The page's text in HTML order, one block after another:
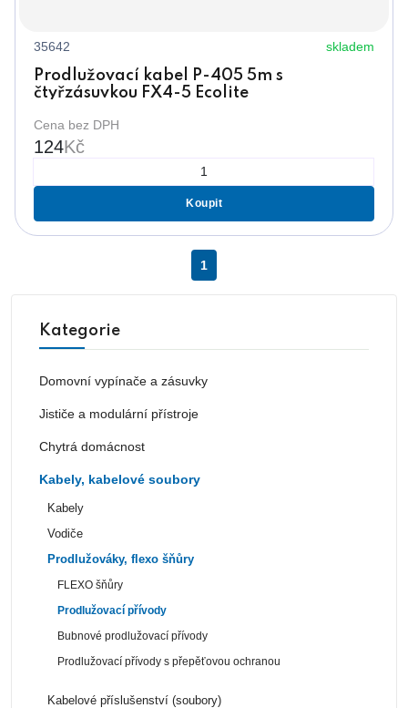
35642 skladem
Prodlužovací kabel P-405 5m s
čtyřzásuvkou FX4-5 Ecolite
Cena bez DPH
124Kč
Koupit
1
Kategorie
Domovní vypínače a zásuvky
Jističe a modulární přístroje
Chytrá domácnost
Kabely, kabelové soubory
Kabely
Vodiče
Prodlužováky, flexo šňůry
FLEXO šňůry
Prodlužovací přívody
Bubnové prodlužovací přívody
Prodlužovací přívody s přepěťovou ochranou
Kabelové příslušenství (soubory)